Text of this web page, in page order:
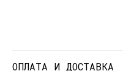
ОПЛАТА И ДОСТАВКА
323774600664115, ИНН: